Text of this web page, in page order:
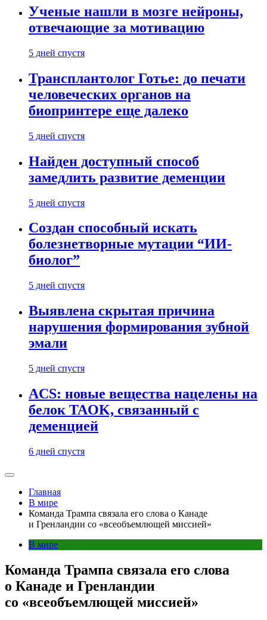
Ученые нашли в мозге нейроны,
отвечающие за мотивацию
5 дней спустя
Трансплантолог Готье: до печати
человеческих органов на
биопринтере еще далеко
5 дней спустя
Найден доступный способ
замедлить развитие деменции
5 дней спустя
Создан способный искать
болезнетворные мутации “ИИ-
биолог”
5 дней спустя
Выявлена скрытая причина
нарушения формирования зубной
эмали
5 дней спустя
ACS: новые вещества нацелены на
белок TAOK, связанный с
деменцией
6 дней спустя
Главная
В мире
Команда Трампа связала его слова о Канаде
и Гренландии со «всеобъемлющей миссией»
В мире
Команда Трампа связала его слова
о Канаде и Гренландии
со «всеобъемлющей миссией»